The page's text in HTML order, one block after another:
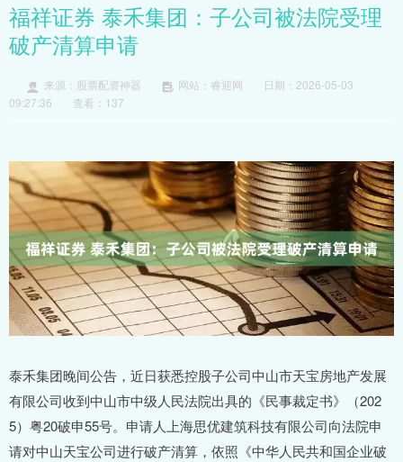
福祥证券 泰禾集团：子公司被法院受理
破产清算申请
来源：股票配资神器 网站：睿迎网
日期：2026-05-03
09:27:36
查看：137
泰禾集团晚间公告，近日获悉控股子公司中山市天宝房地产发展
有限公司收到中山市中级人民法院出具的《民事裁定书》（202
5）粤20破申55号。申请人上海思优建筑科技有限公司向法院申
请对中山天宝公司进行破产清算，依照《中华人民共和国企业破